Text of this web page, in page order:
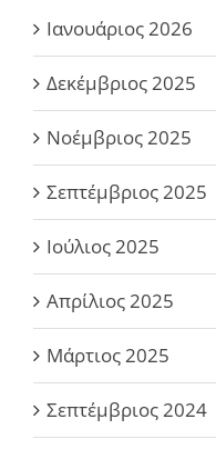
Ιανουάριος 2026
Δεκέμβριος 2025
Νοέμβριος 2025
Σεπτέμβριος 2025
Ιούλιος 2025
Απρίλιος 2025
Μάρτιος 2025
Σεπτέμβριος 2024